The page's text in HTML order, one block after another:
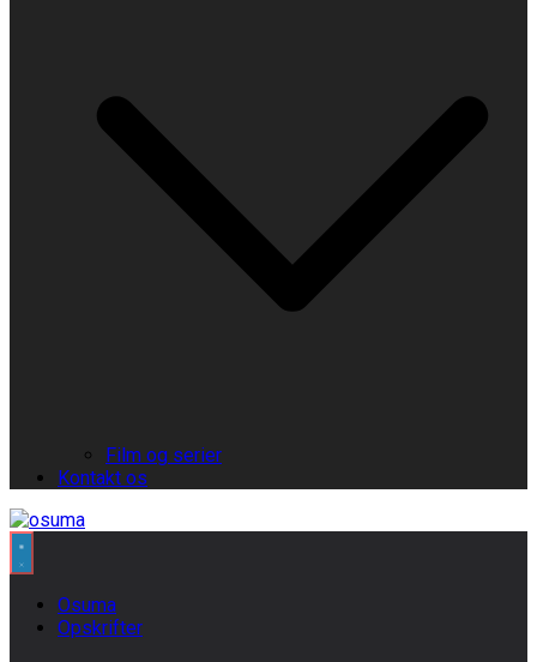
Film og serier
Kontakt os
Osuma
Opskrifter